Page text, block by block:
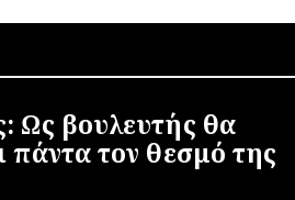
Ως βουλευτής θα
πάντα τον θεσμό της